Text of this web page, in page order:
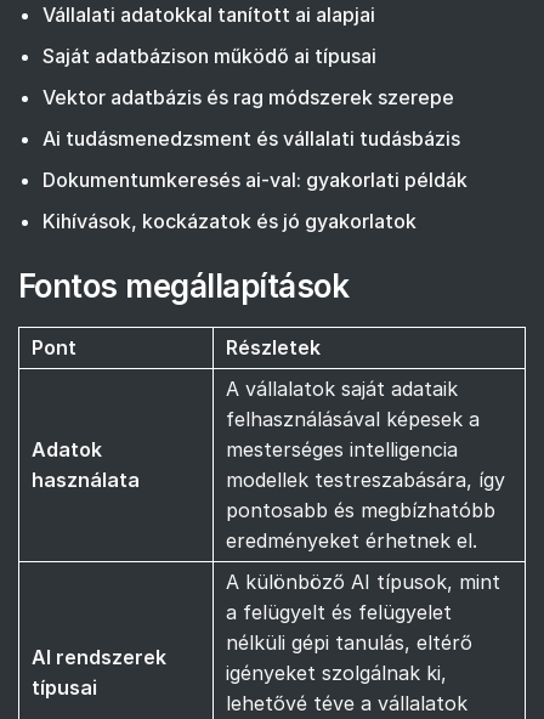
Vállalati adatokkal tanított ai alapjai
Saját adatbázison működő ai típusai
Vektor adatbázis és rag módszerek szerepe
Ai tudásmenedzsment és vállalati tudásbázis
Dokumentumkeresés ai-val: gyakorlati példák
Kihívások, kockázatok és jó gyakorlatok
Fontos megállapítások
Pont Részletek
Adatok
használata
A vállalatok saját adataik
felhasználásával képesek a
mesterséges intelligencia
modellek testreszabására, így
pontosabb és megbízhatóbb
eredményeket érhetnek el.
AI rendszerek
típusai
A különböző AI típusok, mint
a felügyelt és felügyelet
nélküli gépi tanulás, eltérő
igényeket szolgálnak ki,
lehetővé téve a vállalatok